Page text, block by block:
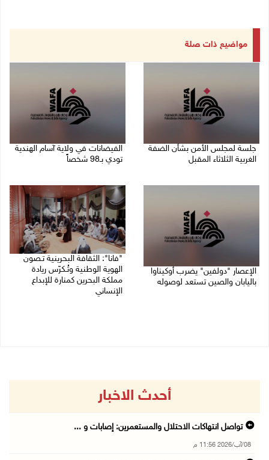
مواضيع ذات صلة
جلسة لمجلس الأمن بشأن الضفة
الغربية الثلاثاء المقبل
الفيضانات في ولاية آسام الهندية
تودي بـ98 شخصاً
الإعصار "دولفين" يضرب أوكيناوا
باليابان والصين تستعد لوصوله
"فانا": الثقافة البحرينية تـصون
الهوية الوطنية وتُـكرّس ريادة
مملكة البحرين كمنارة للإبداع
الإنساني
أحدث الاخبار
تواصل انتهاكات الاحتلال والمستعمرين: إصابات و ...
08/آب/2026 11:56 م